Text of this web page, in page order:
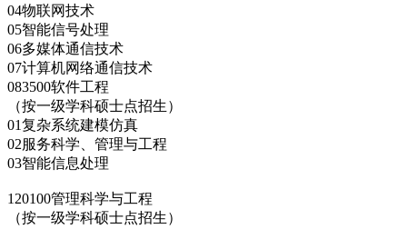
04物联网技术
05智能信号处理
06多媒体通信技术
07计算机网络通信技术
083500软件工程
（按一级学科硕士点招生）
01复杂系统建模仿真
02服务科学、管理与工程
03智能信息处理
120100管理科学与工程
（按一级学科硕士点招生）